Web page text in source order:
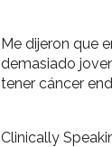
Me dijeron que
demasiado
tener cáncer
Clinically